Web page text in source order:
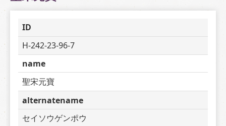
ID
H-242-23-96-7
name
聖宋元寶
alternatename
セイソウゲンポウ